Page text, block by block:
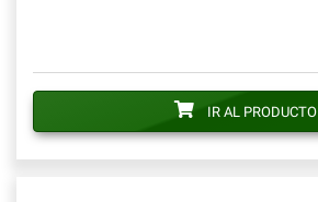
IR AL PRODUCTO